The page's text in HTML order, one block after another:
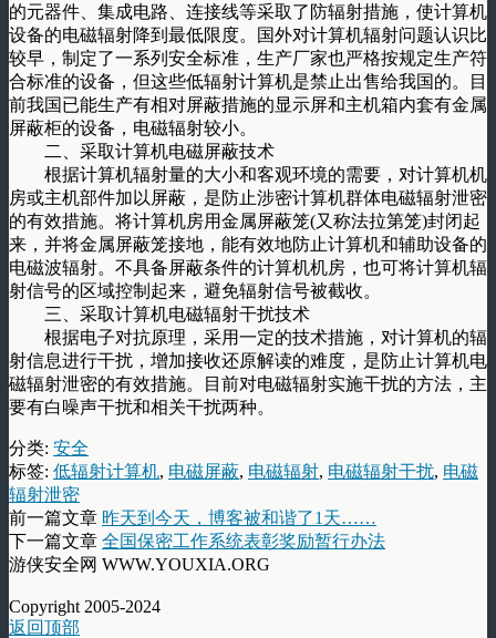
的元器件、集成电路、连接线等采取了防辐射措施，使计算机
设备的电磁辐射降到最低限度。国外对计算机辐射问题认识比
较早，制定了一系列安全标准，生产厂家也严格按规定生产符
合标准的设备，但这些低辐射计算机是禁止出售给我国的。目
前我国已能生产有相对屏蔽措施的显示屏和主机箱内套有金属
屏蔽柜的设备，电磁辐射较小。
二、采取计算机电磁屏蔽技术
根据计算机辐射量的大小和客观环境的需要，对计算机机
房或主机部件加以屏蔽，是防止涉密计算机群体电磁辐射泄密
的有效措施。将计算机房用金属屏蔽笼(又称法拉第笼)封闭起
来，并将金属屏蔽笼接地，能有效地防止计算机和辅助设备的
电磁波辐射。不具备屏蔽条件的计算机机房，也可将计算机辐
射信号的区域控制起来，避免辐射信号被截收。
三、采取计算机电磁辐射干扰技术
根据电子对抗原理，采用一定的技术措施，对计算机的辐
射信息进行干扰，增加接收还原解读的难度，是防止计算机电
磁辐射泄密的有效措施。目前对电磁辐射实施干扰的方法，主
要有白噪声干扰和相关干扰两种。
分类: 安全
标签: 低辐射计算机, 电磁屏蔽, 电磁辐射, 电磁辐射干扰, 电磁
辐射泄密
前一篇文章 昨天到今天，博客被和谐了1天……
下一篇文章 全国保密工作系统表彰奖励暂行办法
游侠安全网 WWW.YOUXIA.ORG
Copyright 2005-2024
返回顶部